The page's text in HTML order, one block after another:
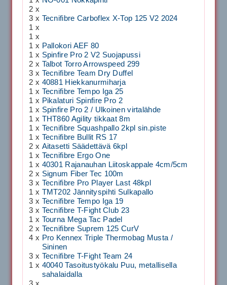
2 x
3 x Tecnifibre Carboflex X-Top 125 V2 2024
1 x
1 x
1 x Pallokori AEF 80
1 x Spinfire Pro 2 V2 Suojapussi
2 x Talbot Torro Arrowspeed 299
3 x Tecnifibre Team Dry Duffel
2 x 40881 Hiekkanurmiharja
1 x Tecnifibre Tempo Iga 25
1 x Pikalaturi Spinfire Pro 2
1 x Spinfire Pro 2 / Ulkoinen virtalähde
1 x THT860 Agility tikkaat 8m
1 x Tecnifibre Squashpallo 2kpl sin.piste
1 x Tecnifibre Bullit RS 17
2 x Aitasetti Säädettävä 6kpl
1 x Tecnifibre Ergo One
1 x 40301 Rajanauhan Liitoskappale 4cm/5cm
2 x Signum Fiber Tec 100m
3 x Tecnifibre Pro Player Last 48kpl
1 x TMT202 Jännityspihti Sulkapallo
3 x Tecnifibre Tempo Iga 19
3 x Tecnifibre T-Fight Club 23
1 x Tourna Mega Tac Padel
2 x Tecnifibre Suprem 125 CurV
4 x Pro Kennex Triple Thermobag Musta /
Sininen
3 x Tecnifibre T-Fight Team 24
1 x 40040 Tasoitustyökalu Puu, metallisella
sahalaidalla
3 x